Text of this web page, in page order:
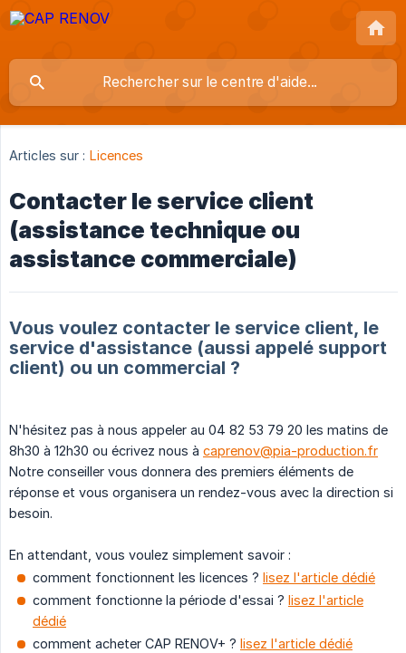
Articles sur : Licences
Contacter le service client
(assistance technique ou
assistance commerciale)
Vous voulez contacter le service client, le
service d'assistance (aussi appelé support
client) ou un commercial ?
N'hésitez pas à nous appeler au 04 82 53 79 20 les matins de
8h30 à 12h30 ou écrivez nous à caprenov@pia-production.fr
Notre conseiller vous donnera des premiers éléments de
réponse et vous organisera un rendez-vous avec la direction si
besoin.
En attendant, vous voulez simplement savoir :
comment fonctionnent les licences ? lisez l'article dédié
comment fonctionne la période d'essai ? lisez l'article
dédié
comment acheter CAP RENOV+ ? lisez l'article dédié